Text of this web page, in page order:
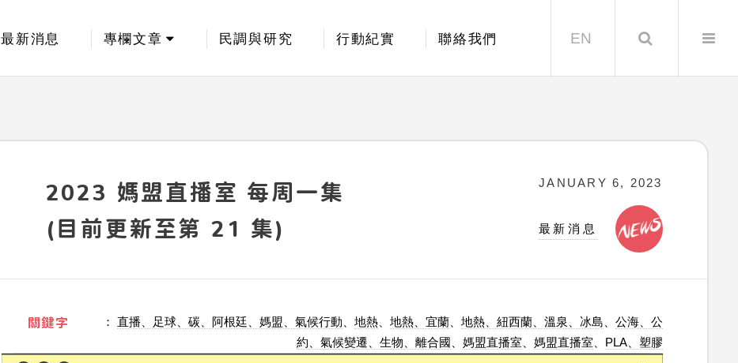
最新消息 專欄文章 民調與研究 行動紀實 聯絡我們 EN Search
2023 媽盟直播室 每周一集
(目前更新至第 21 集)
JANUARY 6, 2023
最新消息
關鍵字 ： 直播、足球、碳、阿根廷、媽盟、氣候行動 地熱、 地熱、宜蘭、 地熱、紐西蘭、溫泉、冰島
公海、公
約、氣候變遷、生物、離合國
媽盟直播室 媽盟直播室 PLA、塑膠